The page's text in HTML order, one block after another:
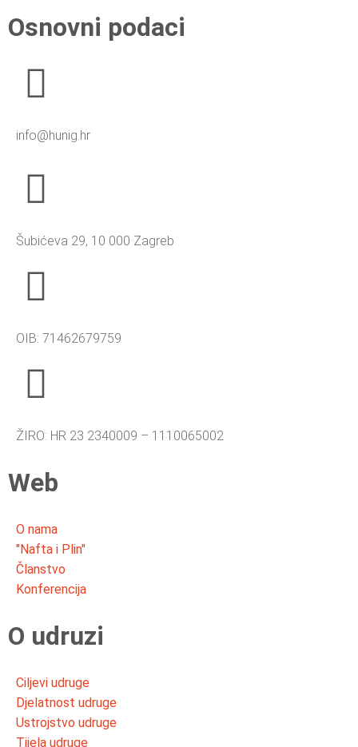
Osnovni podaci
info@hunig.hr
Šubićeva 29, 10 000 Zagreb
OIB: 71462679759
ŽIRO: HR 23 2340009 – 1110065002
Web
O nama
"Nafta i Plin"
Članstvo
Konferencija
O udruzi
Ciljevi udruge
Djelatnost udruge
Ustrojstvo udruge
Tijela udruge